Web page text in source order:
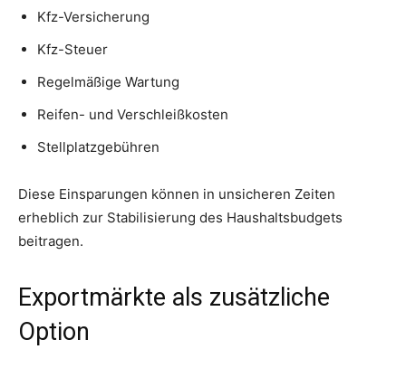
Kfz-Versicherung
Kfz-Steuer
Regelmäßige Wartung
Reifen- und Verschleißkosten
Stellplatzgebühren
Diese Einsparungen können in unsicheren Zeiten
erheblich zur Stabilisierung des Haushaltsbudgets
beitragen.
Exportmärkte als zusätzliche
Option